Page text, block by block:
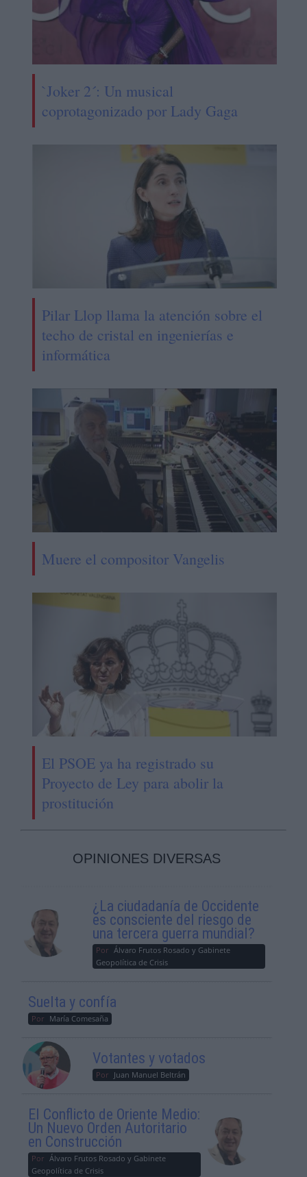
`Joker 2´: Un musical
coprotagonizado por Lady Gaga
Pilar Llop llama la atención sobre el
techo de cristal en ingenierías e
informática
Muere el compositor Vangelis
El PSOE ya ha registrado su
Proyecto de Ley para abolir la
prostitución
OPINIONES DIVERSAS
¿La ciudadanía de Occidente
es consciente del riesgo de
una tercera guerra mundial?
Por Álvaro Frutos Rosado y Gabinete
Geopolítica de Crisis
Suelta y confía
Por María Comesaña
Votantes y votados
Por Juan Manuel Beltrán
El Conflicto de Oriente Medio:
Un Nuevo Orden Autoritario
en Construcción
Por Álvaro Frutos Rosado y Gabinete
Geopolítica de Crisis